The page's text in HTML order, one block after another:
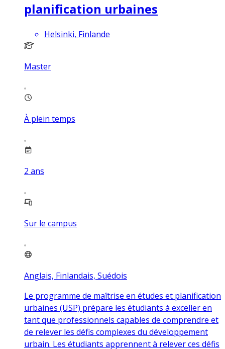
planification urbaines
Helsinki, Finlande
Master
À plein temps
2 ans
Sur le campus
Anglais, Finlandais, Suédois
Le programme de maîtrise en études et planification
urbaines (USP) prépare les étudiants à exceller en
tant que professionnels capables de comprendre et
de relever les défis complexes du développement
urbain. Les étudiants apprennent à relever ces défis